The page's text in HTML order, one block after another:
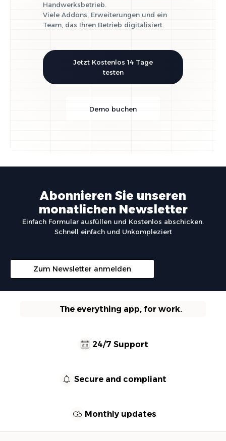
Handwerksbetrieb.
Viele Addons, Erweiterungen und ein
Team, das Ihren Betrieb digitalisiert.
Jetzt Kostenlos 14 Tage
testen
Demo buchen
Abonnieren Sie unseren
monatlichen Newsletter
Einfach Formular ausfüllen und Kostenlos abschicken.
Schnell einfach und Unkompleziert
Zum Newsletter anmelden
The everything app, for work.
24/7 Support
Secure and compliant
Monthly updates